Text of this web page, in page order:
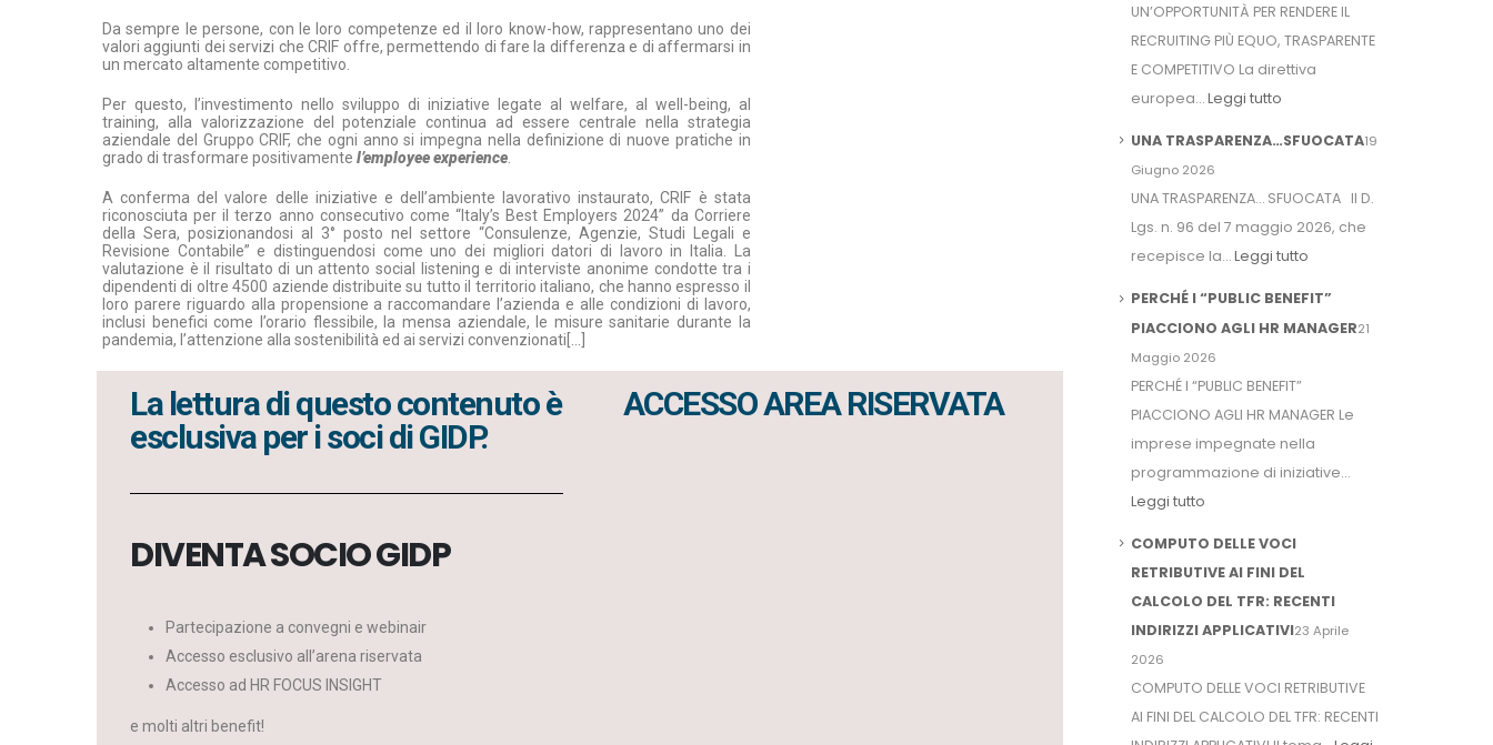
Da sempre le persone, con le loro competenze ed il loro know-how, rappresentano uno dei
valori aggiunti dei servizi che CRIF offre, permettendo di fare la differenza e di affermarsi in
un mercato altamente competitivo.
Per questo, l’investimento nello sviluppo di iniziative legate al welfare, al well-being, al
training, alla valorizzazione del potenziale continua ad essere centrale nella strategia
aziendale del Gruppo CRIF, che ogni anno si impegna nella definizione di nuove pratiche in
grado di trasformare positivamente l’employee experience.
A conferma del valore delle iniziative e dell’ambiente lavorativo instaurato, CRIF è stata
riconosciuta per il terzo anno consecutivo come “Italy’s Best Employers 2024” da Corriere
della Sera, posizionandosi al 3° posto nel settore “Consulenze, Agenzie, Studi Legali e
Revisione Contabile” e distinguendosi come uno dei migliori datori di lavoro in Italia. La
valutazione è il risultato di un attento social listening e di interviste anonime condotte tra i
dipendenti di oltre 4500 aziende distribuite su tutto il territorio italiano, che hanno espresso il
loro parere riguardo alla propensione a raccomandare l’azienda e alle condizioni di lavoro,
inclusi benefici come l’orario flessibile, la mensa aziendale, le misure sanitarie durante la
pandemia, l’attenzione alla sostenibilità ed ai servizi convenzionati[…]
La lettura di questo contenuto è
esclusiva per i soci di GIDP.
DIVENTA SOCIO GIDP
Partecipazione a convegni e webinair
Accesso esclusivo all’arena riservata
Accesso ad HR FOCUS INSIGHT
e molti altri benefit!
ACCESSO AREA RISERVATA
UN’OPPORTUNITÀ PER RENDERE IL
RECRUITING PIÙ EQUO, TRASPARENTE
E COMPETITIVO La direttiva
europea…Leggi tutto
UNA TRASPARENZA…SFUOCATA19
Giugno 2026
UNA TRASPARENZA… SFUOCATA Il D.
Lgs. n. 96 del 7 maggio 2026, che
recepisce la…Leggi tutto
PERCHÉ I “PUBLIC BENEFIT”
PIACCIONO AGLI HR MANAGER21
Maggio 2026
PERCHÉ I “PUBLIC BENEFIT”
PIACCIONO AGLI HR MANAGER Le
imprese impegnate nella
programmazione di iniziative…
Leggi tutto
COMPUTO DELLE VOCI
RETRIBUTIVE AI FINI DEL
CALCOLO DEL TFR: RECENTI
INDIRIZZI APPLICATIVI23 Aprile
2026
COMPUTO DELLE VOCI RETRIBUTIVE
AI FINI DEL CALCOLO DEL TFR: RECENTI